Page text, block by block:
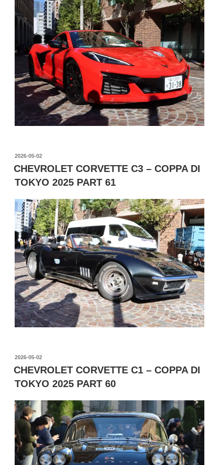
投
稿
日:
2026-05-02
CHEVROLET CORVETTE C3 – COPPA DI
TOKYO 2025 PART 61
投
稿
日:
2026-05-02
CHEVROLET CORVETTE C1 – COPPA DI
TOKYO 2025 PART 60